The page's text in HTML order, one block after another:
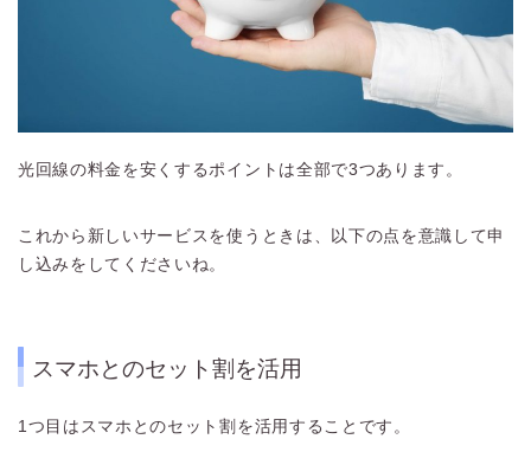
光回線の料金を安くするポイントは全部で3つあります。
これから新しいサービスを使うときは、以下の点を意識して申
し込みをしてくださいね。
スマホとのセット割を活用
1つ目はスマホとのセット割を活用することです。